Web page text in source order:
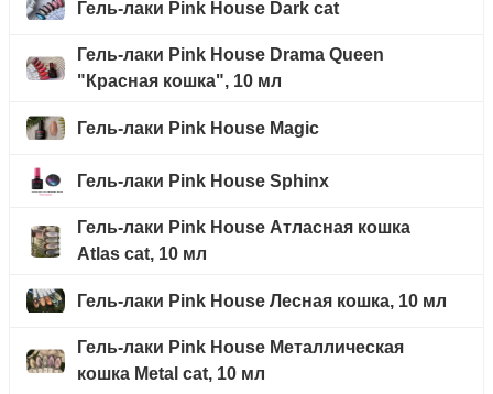
Гель-лаки Pink House Dark cat
Гель-лаки Pink House Drama Queen
"Красная кошка", 10 мл
Гель-лаки Pink House Magic
Гель-лаки Pink House Sphinx
Гель-лаки Pink House Атласная кошка
Atlas cat, 10 мл
Гель-лаки Pink House Лесная кошка, 10 мл
Гель-лаки Pink House Металлическая
кошка Metal cat, 10 мл